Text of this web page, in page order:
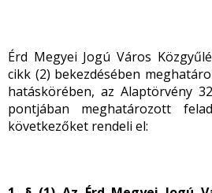
Érd Megyei Jogú Város
cikk (2) bekezdésében
hatáskörében, az Alaptörvény
pontjában meghatározott
következőket rendeli el: